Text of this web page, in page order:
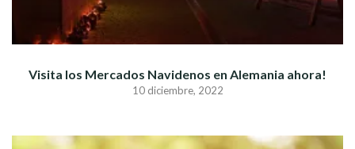
Visita los Mercados Navidenos en Alemania ahora!
10 diciembre, 2022